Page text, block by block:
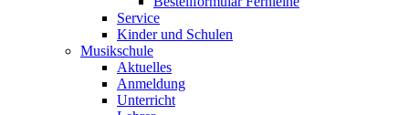
Service
Kinder und Schulen
Musikschule
Aktuelles
Anmeldung
Unterricht